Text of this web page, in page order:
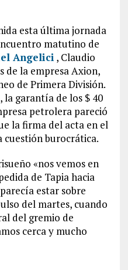
esta última jornada
matutino de
Angelici , Claudio
de la empresa Axion,
de Primera División.
la garantía de los $ 40
petrolera pareció
la firma del acta en el
burocrática.
«nos vemos en
de Tapia hacia
estar sobre
del martes, cuando
del gremio de
cerca y mucho